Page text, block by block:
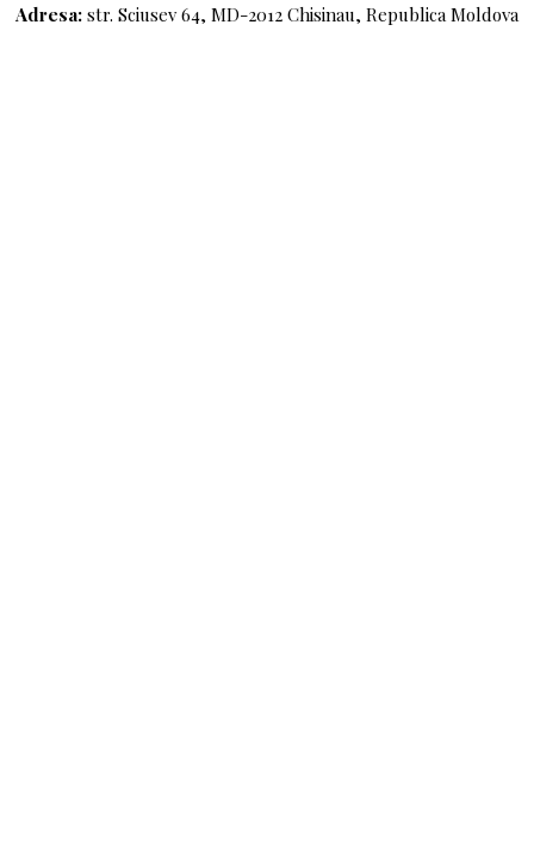
Adresa: str. Sciusev 64, MD-2012 Chisinau, Republica Moldova